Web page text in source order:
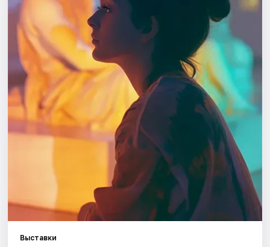
Города
Площадки
Артисты
Рейтинги
Выставки